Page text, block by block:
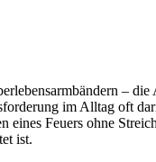
–
im Alltag oft
Feuers ohne
ist.